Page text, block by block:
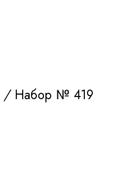
/Набор № 419